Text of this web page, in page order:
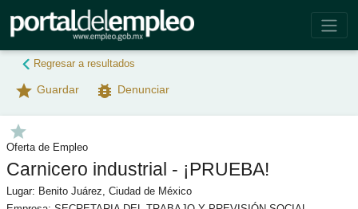
Regresar a resultados
star Guardar bug_report Denunciar
star
Oferta de Empleo
Carnicero industrial - ¡PRUEBA!
Lugar: Benito Juárez, Ciudad de México